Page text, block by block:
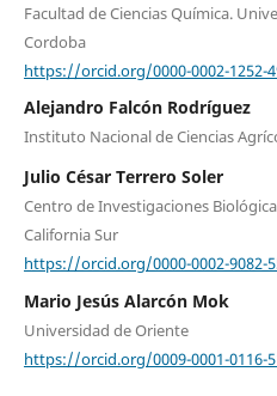
Facultad de Ciencias Química.
Cordoba
https://orcid.org/0000-0002-1252-
Alejandro Falcón Rodríguez
Instituto Nacional de Ciencias
Julio César Terrero Soler
Centro de Investigaciones
California Sur
https://orcid.org/0000-0002-9082-
Mario Jesús Alarcón Mok
Universidad de Oriente
https://orcid.org/0009-0001-0116-